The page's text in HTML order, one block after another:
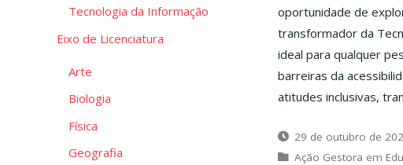
oportunidade de
transformador da
ideal para qualquer
barreiras da
atitudes inclusivas,
29 de outubro de
Ação Gestora em
Tecnologia da Informação
Eixo de Licenciatura
Arte
Biologia
Física
Geografia